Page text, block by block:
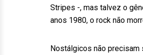
Stripes -, mas talvez o
anos 1980, o rock não
Nostálgicos não precisam